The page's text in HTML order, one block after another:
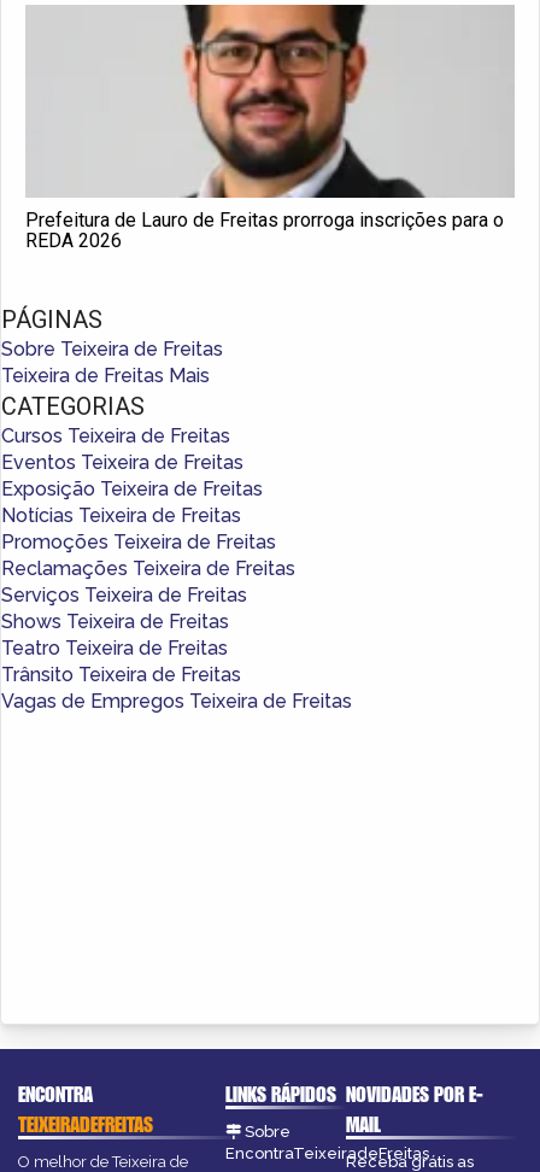
Prefeitura de Lauro de Freitas prorroga inscrições para o
REDA 2026
PÁGINAS
Sobre Teixeira de Freitas
Teixeira de Freitas Mais
CATEGORIAS
Cursos Teixeira de Freitas
Eventos Teixeira de Freitas
Exposição Teixeira de Freitas
Notícias Teixeira de Freitas
Promoções Teixeira de Freitas
Reclamações Teixeira de Freitas
Serviços Teixeira de Freitas
Shows Teixeira de Freitas
Teatro Teixeira de Freitas
Trânsito Teixeira de Freitas
Vagas de Empregos Teixeira de Freitas
ENCONTRA
TEIXEIRADEFREITAS
O melhor de Teixeira de
LINKS RÁPIDOS
Sobre
EncontraTeixeiradeFreitas
NOVIDADES POR E-
MAIL
Receba grátis as